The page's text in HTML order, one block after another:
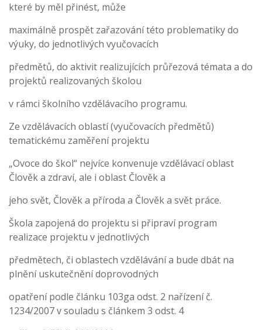
které by měl přinést, může
maximálně prospět zařazování této problematiky do
výuky, do jednotlivých vyučovacích
předmětů, do aktivit realizujících průřezová témata a do
projektů realizovaných školou
v rámci školního vzdělávacího programu.
Ze vzdělávacích oblastí (vyučovacích předmětů)
tematickému zaměření projektu
„Ovoce do škol“ nejvíce konvenuje vzdělávací oblast
Člověk a zdraví, ale i oblast Člověk a
jeho svět, Člověk a příroda a Člověk a svět práce.
Škola zapojená do projektu si připraví program
realizace projektu v jednotlivých
předmětech, či oblastech vzdělávání a bude dbát na
plnění uskutečnění doprovodných
opatření podle článku 103ga odst. 2 nařízení č.
1234/2007 v souladu s článkem 3 odst. 4